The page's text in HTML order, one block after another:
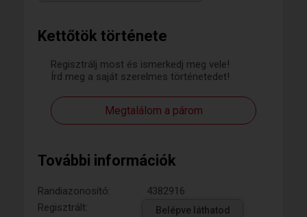
Kettőtök története
Regisztrálj most és ismerkedj meg vele!
Írd meg a saját szerelmes történetedet!
Megtalálom a párom
További információk
Randiazonosító:
4382916
Regisztrált:
Belépve láthatod